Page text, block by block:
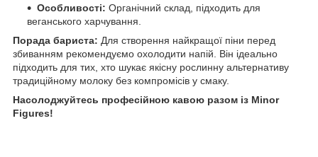
Особливості: Органічний склад, підходить для
веганського харчування.
Порада бариста: Для створення найкращої піни перед
збиванням рекомендуємо охолодити напій. Він ідеально
підходить для тих, хто шукає якісну рослинну альтернативу
традиційному молоку без компромісів у смаку.
Насолоджуйтесь професійною кавою разом із Minor
Figures!